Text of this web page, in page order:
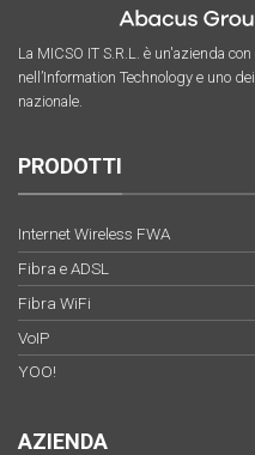
La MICSO IT S.R.L. è un'azienda
nell’Information Technology e uno
nazionale.
PRODOTTI
Internet Wireless FWA
Fibra e ADSL
Fibra WiFi
VoIP
YOO!
AZIENDA